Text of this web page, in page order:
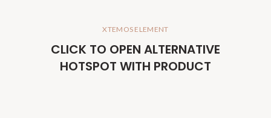
XTEMOS ELEMENT
CLICK TO OPEN ALTERNATIVE
HOTSPOT WITH PRODUCT